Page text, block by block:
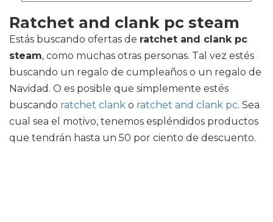
Ratchet and clank pc steam
Estás buscando ofertas de ratchet and clank pc
steam, como muchas otras personas. Tal vez estés
buscando un regalo de cumpleaños o un regalo de
Navidad. O es posible que simplemente estés
buscando ratchet clank o ratchet and clank pc. Sea
cual sea el motivo, tenemos espléndidos productos
que tendrán hasta un 50 por ciento de descuento.